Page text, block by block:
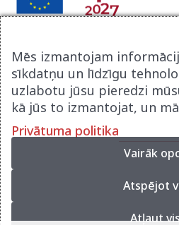
Brikers Latvija SIA noslēdza
Investīcijas un attīstības
digitalizācijai komercdarbībā.
2025/2915. Tā rezultātā tika
mājas lapa
realizēts Eiropas
Mēs izmantojam
sīkdatņu un līdzīgu
uzlabotu jūsu pieredzi
kā jūs to izmantojat, un
Privātuma politika
Vairāk
Atspējot
Atļaut